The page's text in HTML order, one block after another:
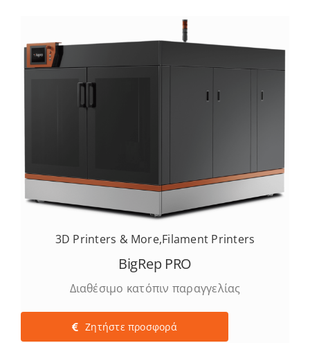
3D Printers & More,Filament Printers
BigRep PRO
Διαθέσιμο κατόπιν παραγγελίας
Ζητήστε προσφορά